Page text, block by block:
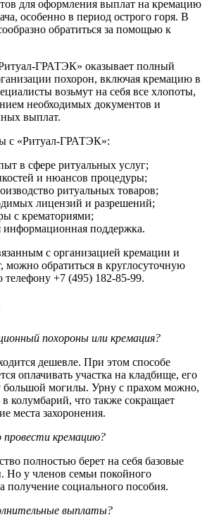
для оформления выплат на кремацию
особенно в период острого горя. В
обратиться за помощью к
ГРАТЭК» оказывает полный
похорон, включая кремацию в
возьмут на себя все хлопоты,
необходимых документов и
выплат.
с «Ритуал-ГРАТЭК»:
в сфере ритуальных услуг;
и нюансов процедуры;
ритуальных товаров;
лицензий и разрешений;
с крематориями;
информационная поддержка.
с организацией кремации и
обратиться в круглосуточную
+7 (495) 182-85-99.
похороны или кремация?
дешевле. При этом способе
оплачивать участка на кладбище, его
большой могилы. Урну с прахом можно,
колумбарий, что также сокращает
места захоронения.
кремацию?
полностью берет на себя базовые
Но у членов семьи покойного
получение социального пособия.
выплаты?